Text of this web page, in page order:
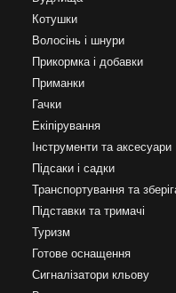
Котушки
Волосінь і шнури
Прикормка і добавки
Приманки
Гачки
Екіпірування
Інструменти та аксесуари
Підсаки і садки
Транспортування та
Підставки та тримачі
Туризм
Готове оснащення
Сигналізатори кльову